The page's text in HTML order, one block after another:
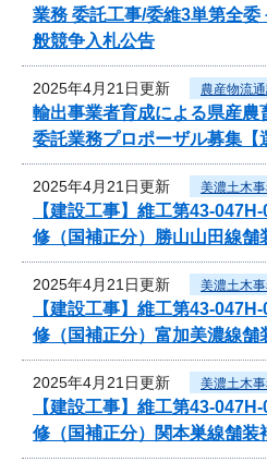
業務 委託工事/委維3単第全
般競争入札公告
2025年4月21日更新 農産物流
輸出事業者育成による県産農
委託業務プロポーザル募集【
2025年4月21日更新 美濃土木
【建設工事】維工第43-
修（国補正分）勝山山田線舗
2025年4月21日更新 美濃土木
【建設工事】維工第43-
修（国補正分）富加美濃線舗
2025年4月21日更新 美濃土木
【建設工事】維工第43-
修（国補正分）関本巣線舗装